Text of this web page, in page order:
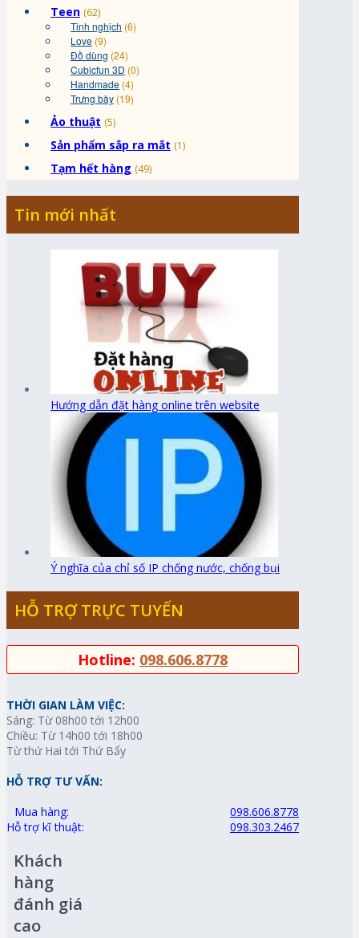
Teen (62)
Tinh nghịch (6)
Love (9)
Đồ dùng (24)
Cubicfun 3D (0)
Handmade (4)
Trưng bày (19)
Ảo thuật (5)
Sản phẩm sắp ra mắt (1)
Tạm hết hàng (49)
Tin mới nhất
Hướng dẫn đặt hàng online trên website
Ý nghĩa của chỉ số IP chống nước, chống bụi
HỖ TRỢ TRỰC TUYẾN
Hotline: 098.606.8778
THỜI GIAN LÀM VIỆC:
Sáng: Từ 08h00 tới 12h00
Chiều: Từ 14h00 tới 18h00
Từ thứ Hai tới Thứ Bẩy
HỖ TRỢ TƯ VẤN:
Mua hàng:
098.606.8778
Hỗ trợ kĩ thuật:
098.303.2467
Khách
hàng
đánh giá
cao